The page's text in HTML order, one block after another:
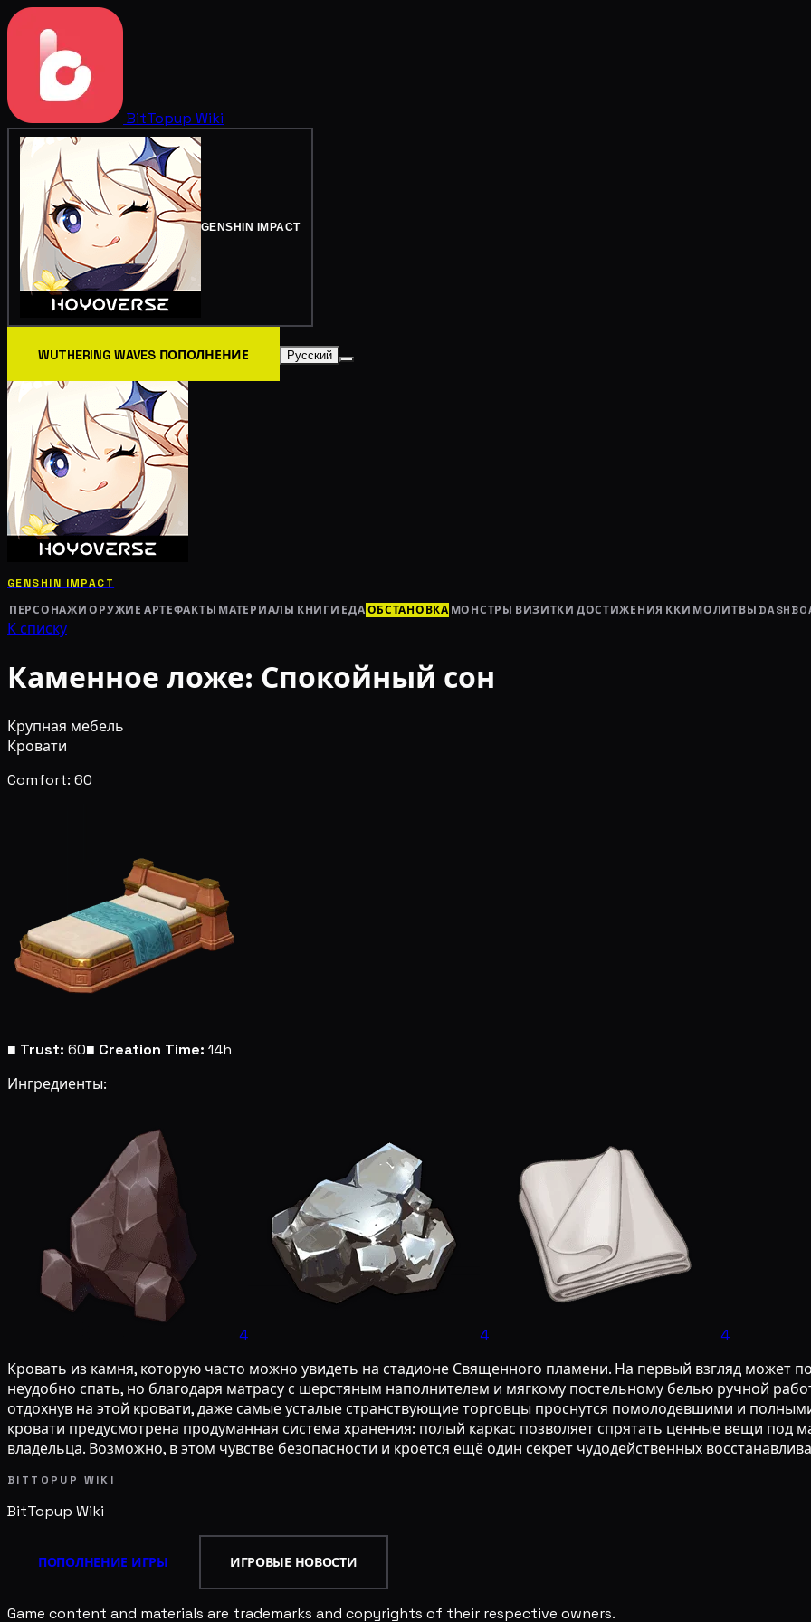
BitTopup Wiki
GENSHIN IMPACT
WUTHERING WAVES ПОПОЛНЕНИЕ Русский
GENSHIN IMPACT
ПЕРСОНАЖИ ОРУЖИЕ АРТЕФАКТЫ МАТЕРИАЛЫ КНИГИ ЕДАОБСТАНОВКА МОНСТРЫ ВИЗИТКИ ДОСТИЖЕНИЯ ККИ МОЛИТВЫ
К списку
Каменное ложе: Спокойный сон
Крупная мебель
Кровати
Comfort: 60
■ Trust: 60■ Creation Time: 14h
Ингредиенты:
4 4
4
Кровать из камня, которую часто можно увидеть на стадионе Священного пламени. На первый взгляд может
неудобно спать, но благодаря матрасу с шерстяным наполнителем и мягкому постельному белью ручной
отдохнув на этой кровати, даже самые усталые странствующие торговцы проснутся помолодевшими и
кровати предусмотрена продуманная система хранения: полый каркас позволяет спрятать ценные вещи под
владельца. Возможно, в этом чувстве безопасности и кроется ещё один секрет чудодейственных
BITTOPUP WIKI
BitTopup Wiki
ПОПОЛНЕНИЕ ИГРЫ ИГРОВЫЕ НОВОСТИ
Game content and materials are trademarks and copyrights of their respective owners.